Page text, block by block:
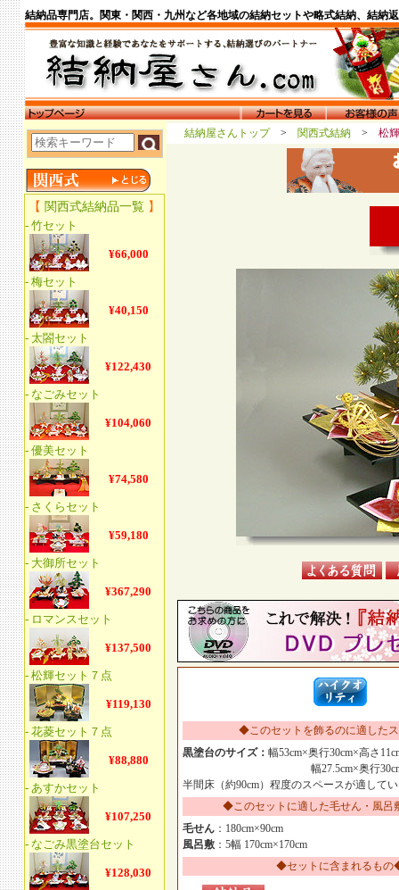
結納品専門店。関東・関西・九州など各地域の結納セットや略式結納、結納
結納屋さんトップ > 関西式結納 > 松
◆このセットを飾るのに適した
黒塗台のサイズ： 幅53cm×奥行30cm×高さ
幅27.5cm×奥行30cm×高
半間床（約90cm）程度のスペースが適して
◆このセットに適した毛せん・風呂
毛せん ：180cm×90cm
風呂敷 ：5幅 170cm×170cm
◆セットに含まれるも